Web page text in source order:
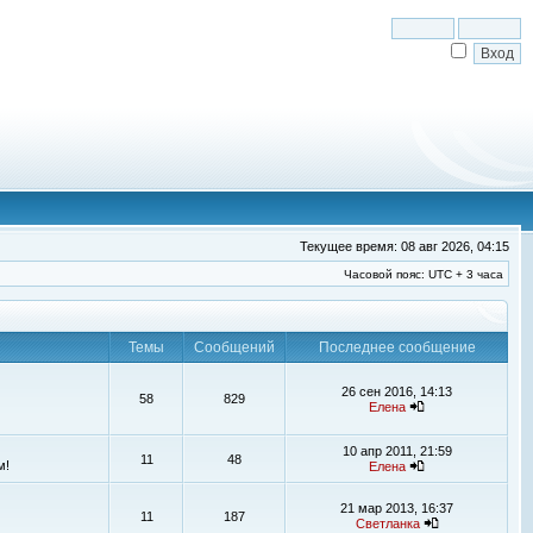
Текущее время: 08 авг 2026, 04:15
Часовой пояс: UTC + 3 часа
Темы Сообщений Последнее сообщение
58 829
26 сен 2016, 14:13
Елена
11 48
10 апр 2011, 21:59
Елена
11 187
21 мар 2013, 16:37
Светланка